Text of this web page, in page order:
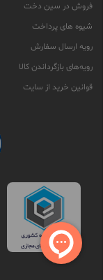
فروش در سین دخت
شیوه های پرداخت
رویه ارسال سفارش
رویه‌های بازگرداندن کالا
قوانین خرید از سایت